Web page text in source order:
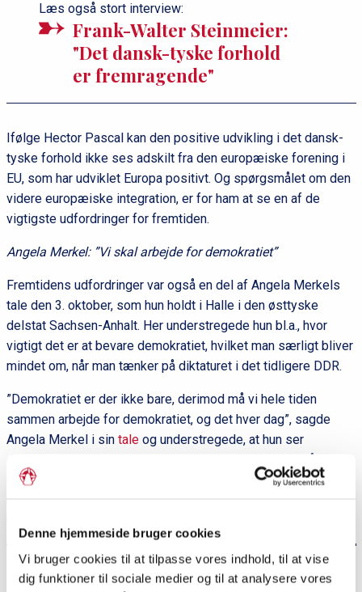
Denne hjemmeside bruger cookies
Vi bruger cookies til at tilpasse vores indhold, til at vise
dig funktioner til sociale medier og til at analysere vores
Læs også stort interview:
Frank-Walter Steinmeier:
"Det dansk-tyske forhold
er fremragende"
Ifølge Hector Pascal kan den positive udvikling i det dansk-
tyske forhold ikke ses adskilt fra den europæiske forening i
EU, som har udviklet Europa positivt. Og spørgsmålet om den
videre europæiske integration, er for ham at se en af de
vigtigste udfordringer for fremtiden.
Angela Merkel: ”Vi skal arbejde for demokratiet”
Fremtidens udfordringer var også en del af Angela Merkels
tale den 3. oktober, som hun holdt i Halle i den østtyske
delstat Sachsen-Anhalt. Her understregede hun bl.a., hvor
vigtigt det er at bevare demokratiet, hvilket man særligt bliver
mindet om, når man tænker på diktaturet i det tidligere DDR.
”Demokratiet er der ikke bare, derimod må vi hele tiden
sammen arbejde for demokratiet, og det hver dag”, sagde
Angela Merkel i sin taleog understregede, at hun ser
mennesker angribes på baggrund af deres herkomst,
udseende eller tro, eller når offentligheden i stigende grad
Flere nyheder: